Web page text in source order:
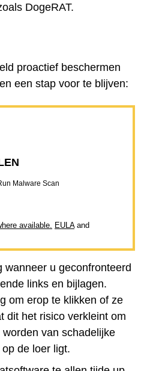
DogeRAT.
proactief beschermen
een stap voor te blijven:
Malware Scan
available. EULAand
wanneer u geconfronteerd
links en bijlagen.
om erop te klikken of ze
dit het risico verkleint om
van schadelijke
de loer ligt.